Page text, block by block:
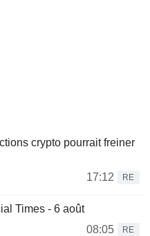
crypto pourrait freiner
17:12
RE
Times - 6 août
08:05
RE